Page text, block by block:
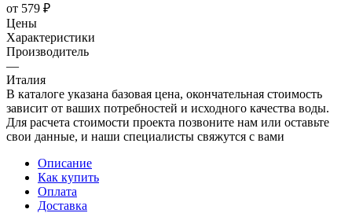
от 579 ₽
Цены
Характеристики
Производитель
—
Италия
В каталоге указана базовая цена, окончательная стоимость
зависит от ваших потребностей и исходного качества воды.
Для расчета стоимости проекта позвоните нам или оставьте
свои данные, и наши специалисты свяжутся с вами
Описание
Как купить
Оплата
Доставка